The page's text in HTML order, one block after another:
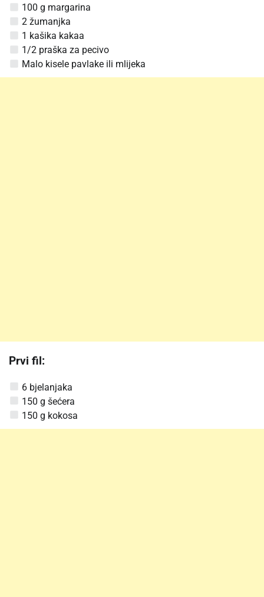
100 g margarina
2 žumanjka
1 kašika kakaa
1/2 praška za pecivo
Malo kisele pavlake ili mlijeka
Prvi fil:
6 bjelanjaka
150 g šećera
150 g kokosa